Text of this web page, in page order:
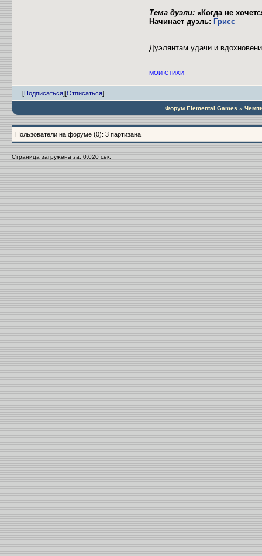
Тема дуэли: «Когда не
Начинает дуэль: Грисс
Дуэлянтам удачи и
МОИ СТИХИ
[Подписаться][Отписаться]
Форум Elemental Games »
Пользователи на форуме (0): 3 партизана
Страница загружена за: 0.020 сек.